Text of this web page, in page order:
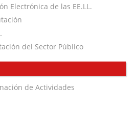
Electrónica de las EE.LL.
del Sector Público
de Actividades